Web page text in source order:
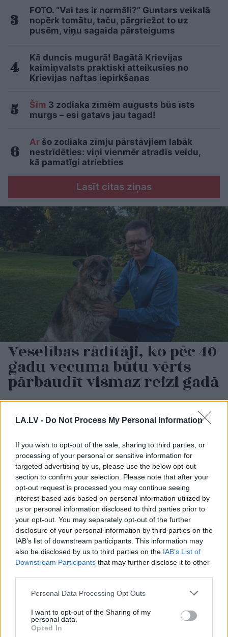
LA.LV - Do Not Process My Personal Information
If you wish to opt-out of the sale, sharing to third parties, or
processing of your personal or sensitive information for
targeted advertising by us, please use the below opt-out
section to confirm your selection. Please note that after your
opt-out request is processed you may continue seeing
interest-based ads based on personal information utilized by
us or personal information disclosed to third parties prior to
your opt-out. You may separately opt-out of the further
disclosure of your personal information by third parties on the
IAB’s list of downstream participants. This information may
also be disclosed by us to third parties on the IAB’s List of
Downstream Participants that may further disclose it to other
Please note that this website/app uses one or more Google
not limited to your visit or usage behaviour. You may click to
grant or deny consent to Google and its third-party tags to
use your data for below specified purposes in below Google
Personal Data Processing Opt Outs
I want to opt-out of the Sharing of my
personal data.
Opted In
FOTO. “Vai tas ir normāli?” Guntars veikalā
nopērk tomātu, taču, pārgriežot to uz
pusēm, viņu sagaida pārsteigums
Kā duncis mugurā! Bagātā Krievijas
kaimiņvalsts praktiski atteikusies no
Krievijas naftas iepirkšanas
Šīm 3 zodiaka zīmēm augusts būs īsts
murgs – esi gatavs jau tagad!
Ar šo zodiaka zīmju pārstāvjiem labāk
nestrīdēties: viņi vienmēr atradīs veidu,
kā pamatīgi atriebties
Lasīt citas ziņas
Veselības rādītāji, ko pēc 40
gadu vecuma būtu vērts
pārbaudīt vismaz reizi gadā
Vienmēraukstas rokas
un kājas? 6 iespējamie
iemesli – viens no tiem
ir ļoti izplatīts
PēterisApinis:
Pazemināts vitamīna
B12 līmenis,
novecošana un
mitohondriji